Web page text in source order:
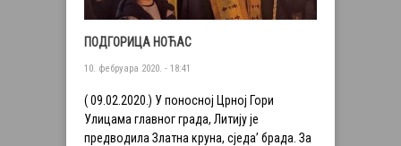
ПОДГОРИЦА НОЋАС
10. фебруара 2020. - 18:41
( 09.02.2020.) У поносној Црној Гори
Улицама главног града, Литију је
предводила Златна круна, сједа’ брада. За